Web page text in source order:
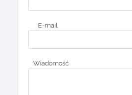
E-mail
Wiadomość